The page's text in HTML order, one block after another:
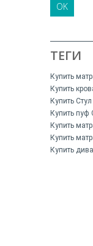
OK
ТЕГИ
Купить
Купить
Купить
Купить пуф
Купить
Купить
Купить